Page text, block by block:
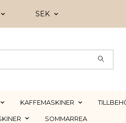
SEK
KAFFEMASKINER
SOMMARREA